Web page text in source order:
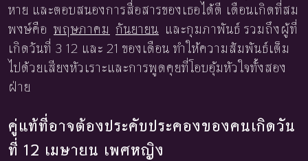
หาย และตอบสนองการสื่อสารของเธอได้ดี เดือนเกิดที่สม
พงษ์คือ พฤษภาคม กันยายน และกุมภาพันธ์ รวมถึงผู้ที่
เกิดวันที่ 3 12 และ 21 ของเดือน ทำให้ความสัมพันธ์เต็ม
ไปด้วยเสียงหัวเราะและการพูดคุยที่โอบอุ้มหัวใจทั้งสอง
ฝ่าย
คู่แท้ที่อาจต้องประคับประคองของคนเกิดวัน
ที่ 12 เมษายน เพศหญิง